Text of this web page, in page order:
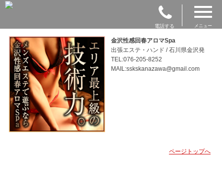
電話する メニュー
金沢性感回春アロマSpa
出張エステ・ハンド / 石川県金沢発
TEL:076-205-8252
MAIL:sskskanazawa@gmail.com
ページトップへ